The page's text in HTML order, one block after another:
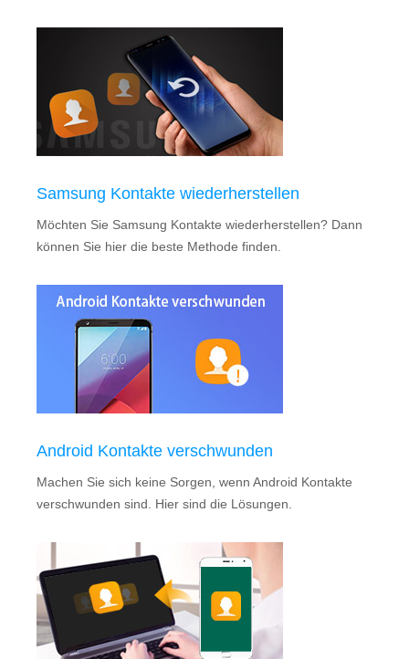
Samsung Kontakte wiederherstellen
Möchten Sie Samsung Kontakte wiederherstellen? Dann
können Sie hier die beste Methode finden.
Android Kontakte verschwunden
Machen Sie sich keine Sorgen, wenn Android Kontakte
verschwunden sind. Hier sind die Lösungen.